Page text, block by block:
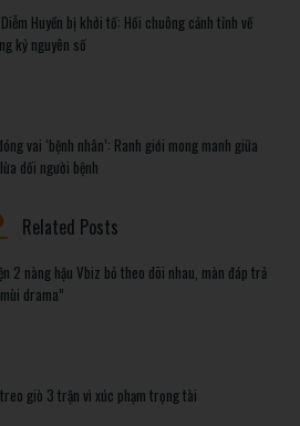
Huyền bị khởi tố: Hồi chuông cảnh tỉnh về
kỷ nguyên số
vai ‘bệnh nhân’: Ranh giới mong manh giữa
dối người bệnh
Related Posts
2 nàng hậu Vbiz bỏ theo dõi nhau, màn đáp trả
drama”
giò 3 trận vì xúc phạm trọng tài